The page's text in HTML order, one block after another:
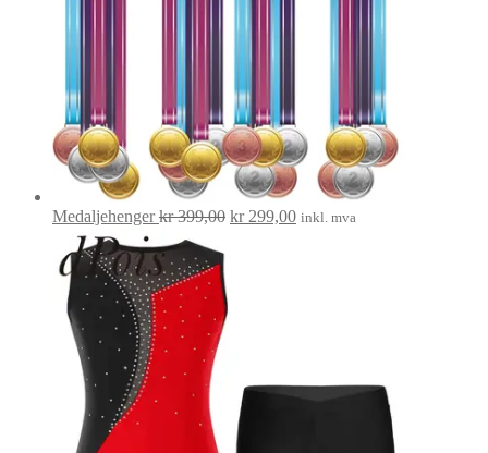
Medaljehenger kr399,00 Opprinnelig
kr299,00Nåværende
inkl. mva